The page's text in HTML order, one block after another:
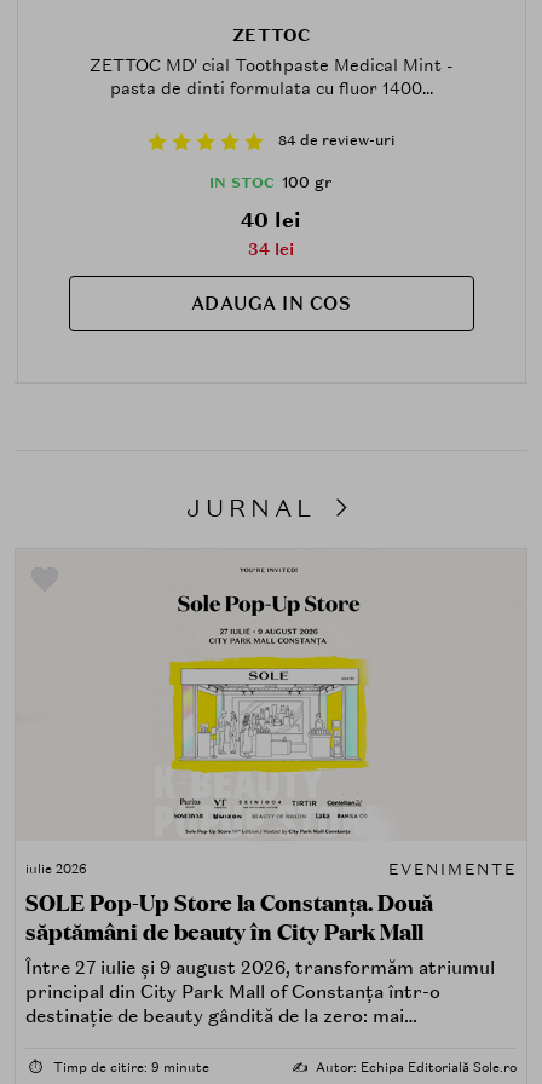
ZETTOC
ZETTOC MD' cial Toothpaste Medical Mint -
pasta de dinti formulata cu fluor 1400...
84 de review-uri
IN STOC 100 gr
40 lei
34 lei
ADAUGA IN COS
JURNAL
iulie 2026 EVENIMENTE
SOLE Pop-Up Store la Constanța. Două
săptămâni de beauty în City Park Mall
Între 27 iulie și 9 august 2026, transformăm atriumul
principal din City Park Mall of Constanța într-o
destinație de beauty gândită de la zero: mai
care îți place, de fapt, să descoperi produse — testând,
⏱️ Timp de citire: 9 minute ✍️ Autor: Echipa Editorială Sole.ro